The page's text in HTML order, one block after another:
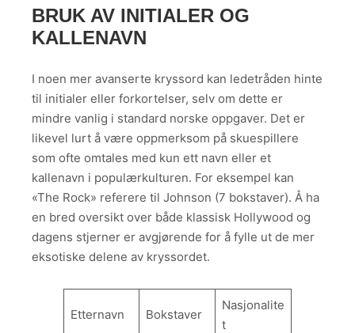
BRUK AV INITIALER OG
KALLENAVN
I noen mer avanserte kryssord kan ledetråden hinte
til initialer eller forkortelser, selv om dette er
mindre vanlig i standard norske oppgaver. Det er
likevel lurt å være oppmerksom på skuespillere
som ofte omtales med kun ett navn eller et
kallenavn i populærkulturen. For eksempel kan
«The Rock» referere til Johnson (7 bokstaver). Å ha
en bred oversikt over både klassisk Hollywood og
dagens stjerner er avgjørende for å fylle ut de mer
eksotiske delene av kryssordet.
Etternavn Bokstaver
Nasjonalite
t